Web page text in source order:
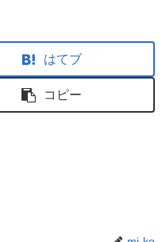
はてブ
コピー